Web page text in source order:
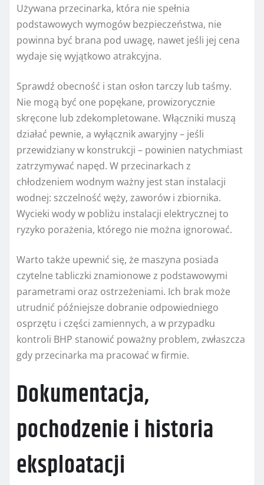
Używana przecinarka, która nie spełnia
podstawowych wymogów bezpieczeństwa, nie
powinna być brana pod uwagę, nawet jeśli jej cena
wydaje się wyjątkowo atrakcyjna.
Sprawdź obecność i stan osłon tarczy lub taśmy.
Nie mogą być one popękane, prowizorycznie
skręcone lub zdekompletowane. Włączniki muszą
działać pewnie, a wyłącznik awaryjny – jeśli
przewidziany w konstrukcji – powinien natychmiast
zatrzymywać napęd. W przecinarkach z
chłodzeniem wodnym ważny jest stan instalacji
wodnej: szczelność węży, zaworów i zbiornika.
Wycieki wody w pobliżu instalacji elektrycznej to
ryzyko porażenia, którego nie można ignorować.
Warto także upewnić się, że maszyna posiada
czytelne tabliczki znamionowe z podstawowymi
parametrami oraz ostrzeżeniami. Ich brak może
utrudnić późniejsze dobranie odpowiedniego
osprzętu i części zamiennych, a w przypadku
kontroli BHP stanowić poważny problem, zwłaszcza
gdy przecinarka ma pracować w firmie.
Dokumentacja,
pochodzenie i historia
eksploatacji